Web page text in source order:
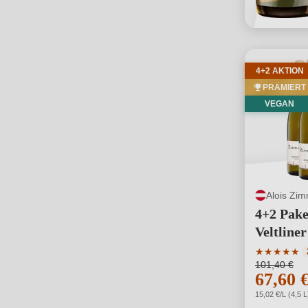
4+2 AKTION
PRÄMIERT
VEGAN
Alois
4+2
Reserve
★★★★★
101,40 €
67,60
15,02 €/L (4,5